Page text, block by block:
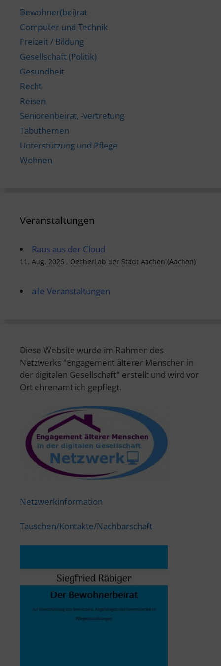
Bewohner(bei)rat
Computer und Technik
Freizeit / Bildung
Gesellschaft (Politik)
Gesundheit
Recht
Reisen
Seniorenbeirat, -vertretung
Tabuthemen
Unterstützung und Pflege
Wohnen
Veranstaltungen
Raus aus der Cloud
11. Aug. 2026 , OecherLab der Stadt Aachen (Aachen)
alle Veranstaltungen
Diese Website wurde im Rahmen des
Netzwerks "Engagement älterer Menschen in
der digitalen Gesellschaft" erstellt und wird vor
Ort ehrenamtlich gepflegt.
Netzwerkinformation
Tauschen/Kontakte/Nachbarschaft